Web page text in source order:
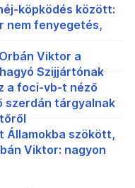
köpködés között:
nem fenyegetés,
Viktor a
Szijjártónak
a foci-vb-t néző
szerdán tárgyalnak
Államokba szökött,
Viktor: nagyon